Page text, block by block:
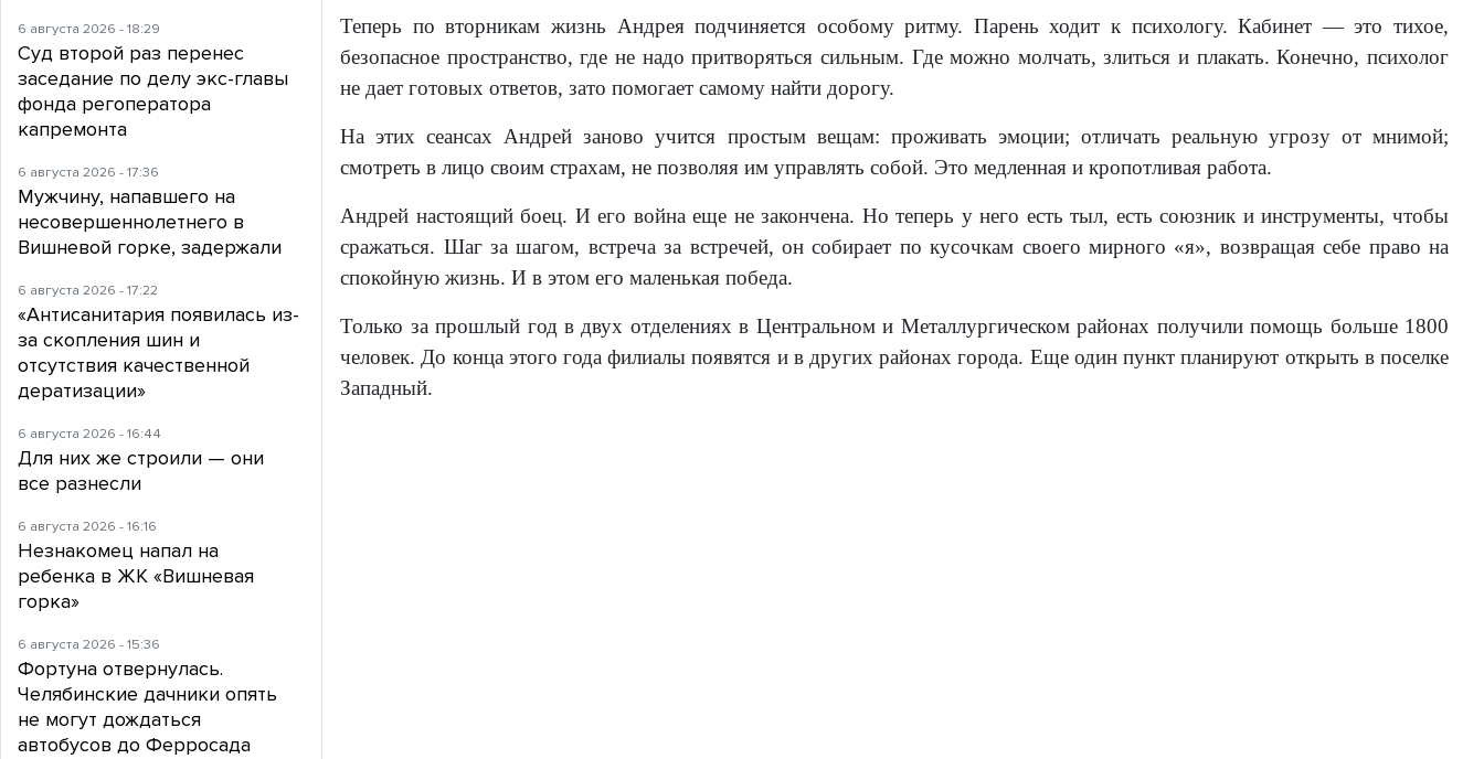
Теперь по вторникам жизнь Андрея подчиняется особому ритму. Парень ходит к психологу. Кабинет — это тихое,
безопасное пространство, где не надо притворяться сильным. Где можно молчать, злиться и плакать. Конечно, психолог
не дает готовых ответов, зато помогает самому найти дорогу.
На этих сеансах Андрей заново учится простым вещам: проживать эмоции; отличать реальную угрозу от мнимой;
смотреть в лицо своим страхам, не позволяя им управлять собой. Это медленная и кропотливая работа.
Андрей настоящий боец. И его война еще не закончена. Но теперь у него есть тыл, есть союзник и инструменты, чтобы
сражаться. Шаг за шагом, встреча за встречей, он собирает по кусочкам своего мирного «я», возвращая себе право на
спокойную жизнь. И в этом его маленькая победа.
Только за прошлый год в двух отделениях в Центральном и Металлургическом районах получили помощь больше 1800
человек. До конца этого года филиалы появятся и в других районах города. Еще один пункт планируют открыть в поселке
Западный.
6 августа 2026 - 18:29
Суд второй раз перенес
заседание по делу экс-главы
фонда регоператора
капремонта
6 августа 2026 - 17:36
Мужчину, напавшего на
несовершеннолетнего в
Вишневой горке, задержали
6 августа 2026 - 17:22
«Антисанитария появилась из-
за скопления шин и
отсутствия качественной
дератизации»
6 августа 2026 - 16:44
Для них же строили — они
все разнесли
6 августа 2026 - 16:16
Незнакомец напал на
ребенка в ЖК «Вишневая
горка»
6 августа 2026 - 15:36
Фортуна отвернулась.
Челябинские дачники опять
не могут дождаться
автобусов до Ферросада